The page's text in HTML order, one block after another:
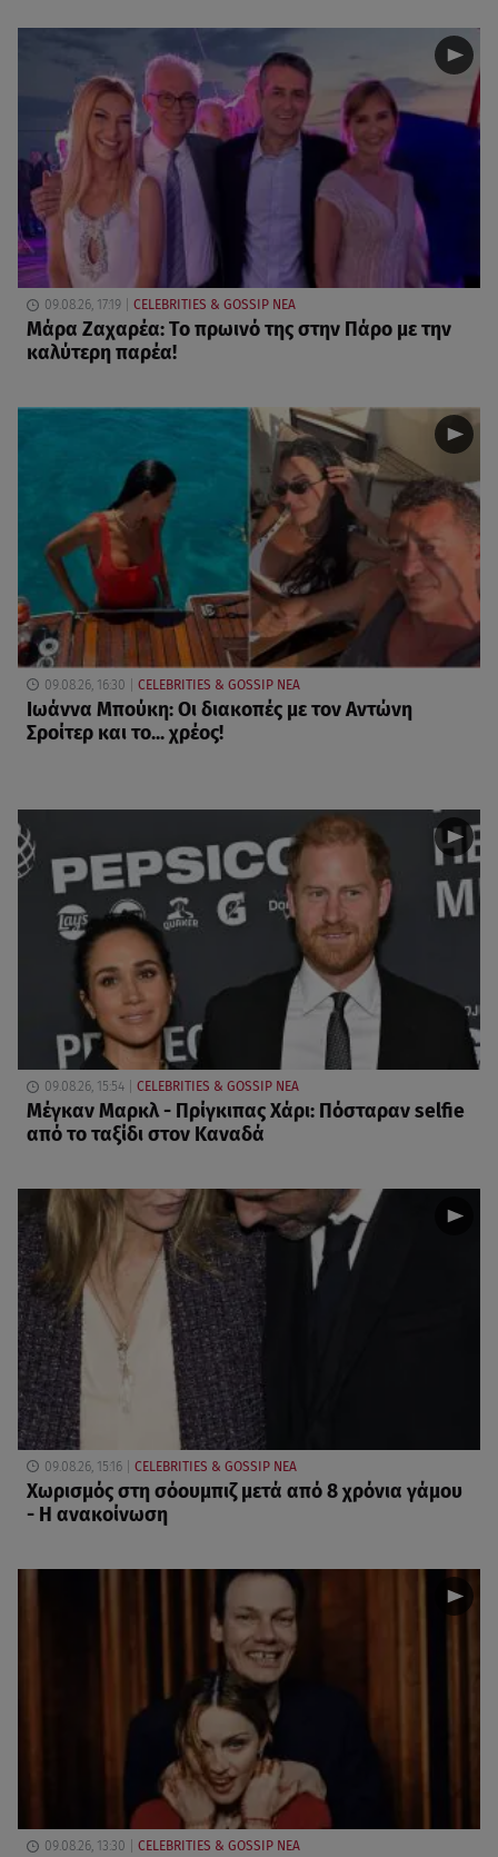
09.08.26, 17:19 CELEBRITIES & GOSSIP ΝΕΑ
Μάρα Ζαχαρέα: Το πρωινό της στην Πάρο με την
καλύτερη παρέα!
09.08.26, 16:30 CELEBRITIES & GOSSIP ΝΕΑ
Ιωάννα Μπούκη: Οι διακοπές με τον Αντώνη
Σροίτερ και το... χρέος!
09.08.26, 15:54 CELEBRITIES & GOSSIP ΝΕΑ
Μέγκαν Μαρκλ - Πρίγκιπας Χάρι: Πόσταραν selfie
από το ταξίδι στον Καναδά
09.08.26, 15:16 CELEBRITIES & GOSSIP ΝΕΑ
Χωρισμός στη σόουμπιζ μετά από 8 χρόνια γάμου
- Η ανακοίνωση
09.08.26, 13:30 CELEBRITIES & GOSSIP ΝΕΑ